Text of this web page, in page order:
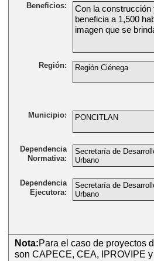
Beneficios:
Región:
Municipio:
Dependencia
Normativa:
Dependencia
Ejecutora:
Nota:Para el caso de proyectos
son CAPECE, CEA, IPROVIPE